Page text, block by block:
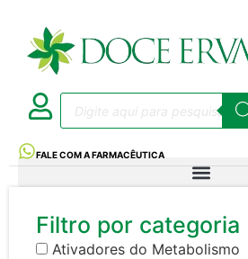
FALE COM A FARMACÊUTICA
Filtro por categoria
Ativadores do Metabolismo